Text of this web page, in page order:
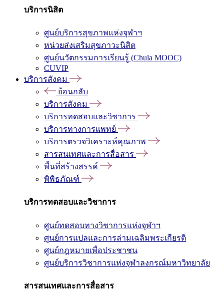
บริการนิสิต
ศูนย์บริการสุขภาพแห่งจุฬาฯ
หน่วยส่งเสริมสุขภาวะนิสิต
ศูนย์นวัตกรรมการเรียนรู้ (Chula MOOC)
CUVIP
บริการสังคม
ย้อนกลับ
บริการสังคม
บริการทดสอบและวิชาการ
บริการทางการแพทย์
บริการตรวจวิเคราะห์คุณภาพ
สารสนเทศและการสื่อสาร
พื้นที่สร้างสรรค์
พิพิธภัณฑ์
บริการทดสอบและวิชาการ
ศูนย์ทดสอบทางวิชาการแห่งจุฬาฯ
ศูนย์การแปลและการล่ามเฉลิมพระเกียรติ
ศูนย์กฎหมายเพื่อประชาชน
ศูนย์บริการวิชาการแห่งจุฬาลงกรณ์มหาวิทยาลัย
สารสนเทศและการสื่อสาร